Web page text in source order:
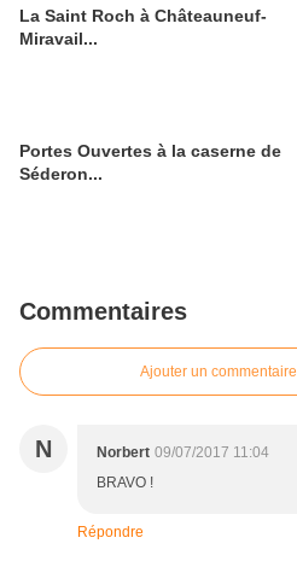
La Saint Roch à Châteauneuf-
Miravail...
Portes Ouvertes à la caserne de
Séderon...
Commentaires
Ajouter un commentaire
N Norbert 09/07/2017 11:04
BRAVO !
Répondre